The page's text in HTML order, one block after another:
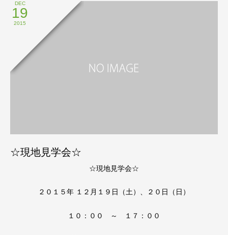
DEC
19
2015
☆現地見学会☆
☆現地見学会☆
２０１５年 １２月１９日（土）、２０日（日）
１０：００ ～ １７：００